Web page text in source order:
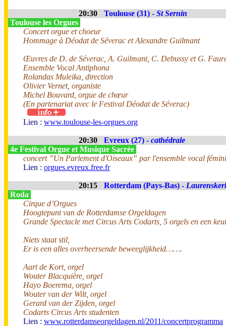
20:30 Toulouse (31) - St Sernin
Toulouse les Orgues
Concert orgue et choeur
Hommage à Déodat de Séverac et Alexandre Guilmant
Œuvres de D. de Séverac, A. Guilmant, C. Debussy et G.
Ensemble Vocal Antiphona
Rolandas Muleika, direction
Olivier Vernet, organiste
Michel Bouvard, orgue de chœur
(En partenariat avec le Festival Déodat de Séverac)
Lien : www.toulouse-les-orgues.org
20:30 Evreux (27) - cathédrale
4e Festival Orgue et Musique Sacrée
concert ”Un Parlement d'Oiseaux” par l'ensemble vocal
Lien : orgues.evreux.free.fr
20:15 Rotterdam (Pays-Bas) -
Roda
Cirque d’Orgues
Hoogtepunt van de Rotterdamse Orgeldagen
Grande Spectacle met Circus Arts Codarts, 5 orgels en een
Niets staat stil,
Er is een alles overheersende beweeglijkheid…….
Aart de Kort, orgel
Wouter Blacquière, orgel
Hayo Boerema, orgel
Wouter van der Wilt, orgel
Gerard van der Zijden, orgel
Codarts Circus Arts studenten
Lien : www.rotterdamseorgeldagen.nl/2011/concertprogramma